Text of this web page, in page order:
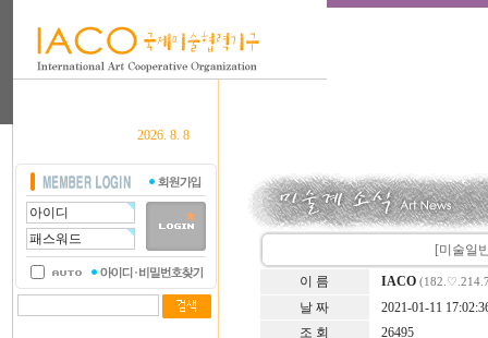
2026. 8. 8
[미술일
이 름 IACO
날 짜
2021-01-11
조 회
26495